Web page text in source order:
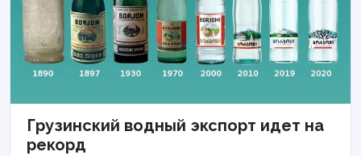
Грузинский водный экспорт идет на
рекорд